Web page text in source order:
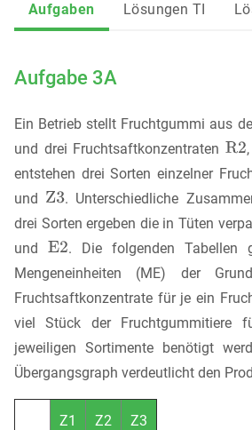
Aufgaben Lösungen TI
Aufgabe 3A
Ein Betrieb stellt Fruchtgummi aus
und drei Fruchtsaftkonzentraten
,
entstehen drei Sorten einzelner
und
. Unterschiedliche
drei Sorten ergeben die in Tüten
und
. Die folgenden Tabellen
Mengeneinheiten (ME) der
Fruchtsaftkonzentrate für je ein
viel Stück der Fruchtgummitiere
jeweiligen Sortimente benötigt
Übergangsgraph verdeutlicht den
Z1 Z2 Z3